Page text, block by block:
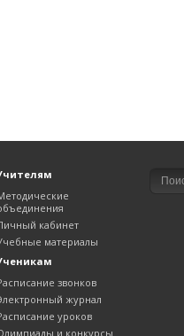
кабинет
материалы
звонков
журнал
уроков
и конкурсы